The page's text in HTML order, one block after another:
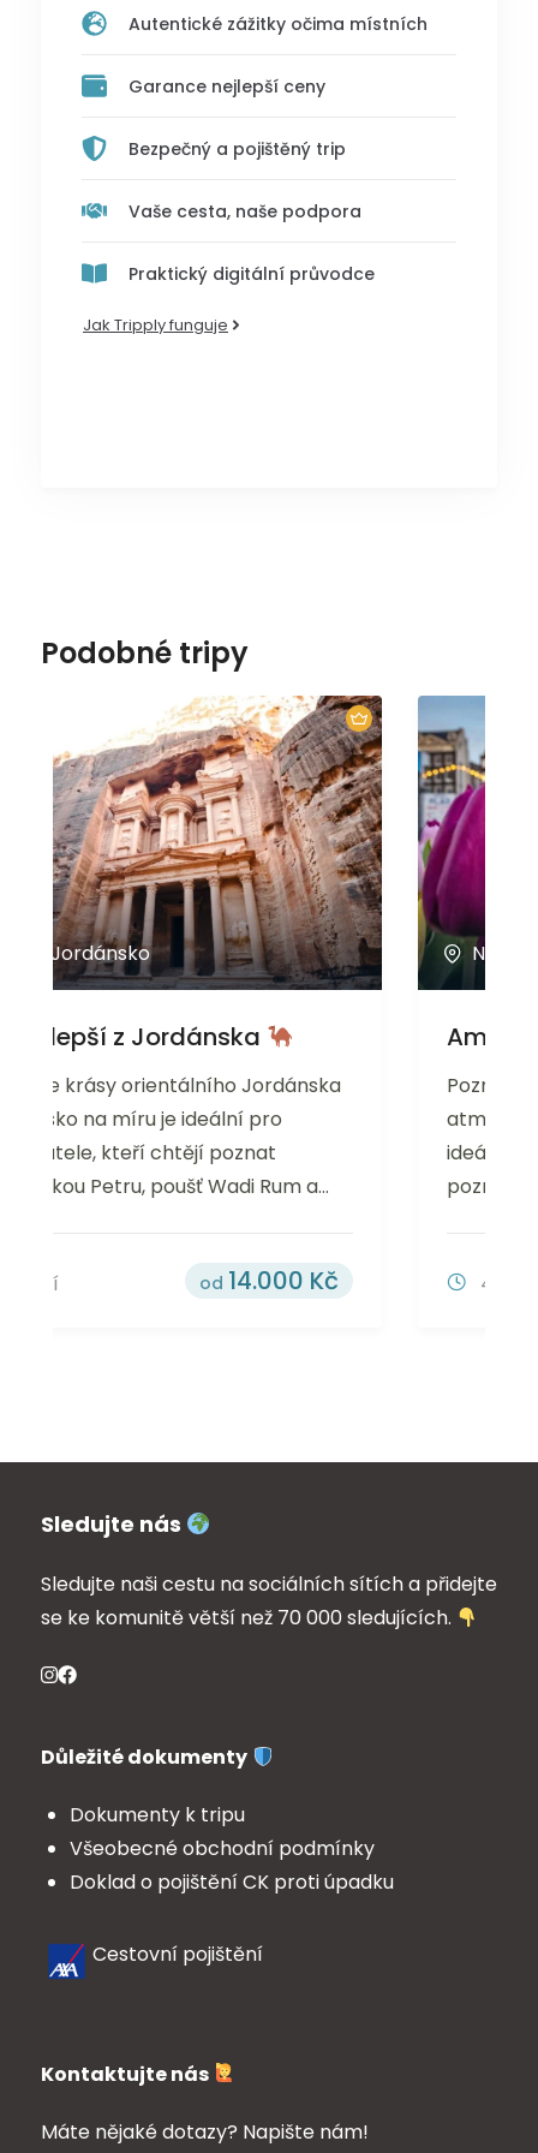
Autentické zážitky očima místních
Garance nejlepší ceny
Bezpečný a pojištěný trip
Vaše cesta, naše podpora
Praktický digitální průvodce
Jak Tripply funguje
Podobné tripy
Nizozemsko
Amsterdam a větrné mlýny
Poznejte město s pohodovou
atmosférou Amsterdam na míru je
ideální pro cestovatele, kteří chtějí
poznat toto jedinečné město jinak než...
8.000
Sledujte nás
Sledujte naši cestu na sociálních sítích a přidejte
se ke komunitě větší než 70 000 sledujících.
Důležité dokumenty
Dokumenty k tripu
Všeobecné obchodní podmínky
Doklad o pojištění CK proti úpadku
Cestovní pojištění
Kontaktujte nás
Máte nějaké dotazy? Napište nám!